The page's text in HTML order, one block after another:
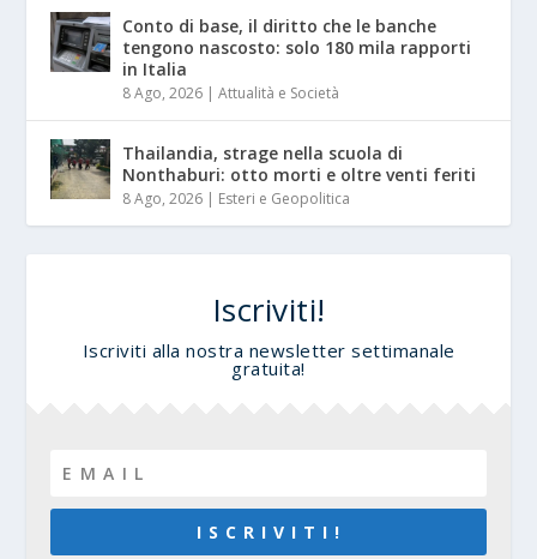
Conto di base, il diritto che le banche
tengono nascosto: solo 180 mila rapporti
in Italia
8 Ago, 2026 |Attualità e Società
Thailandia, strage nella scuola di
Nonthaburi: otto morti e oltre venti feriti
8 Ago, 2026 | Esteri e Geopolitica
Iscriviti!
Iscriviti alla nostra newsletter settimanale
gratuita!
I S C R I V I T I !